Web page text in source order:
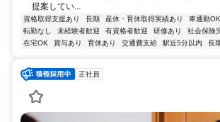
提案してい...
資格取得支援あり 長期 産休・育休取得実績あり 車通勤OK
転勤なし
未経験者歓迎 有資格者歓迎 研修あり 社会保険
在宅OK
賞与あり 育休あり 交通費支給 駅近5分以内 長
正社員